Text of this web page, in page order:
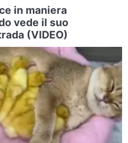
in maniera
vede il suo
(VIDEO)